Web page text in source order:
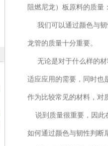
阻燃尼龙）板原料的质量
我们可以通过颜色与韧
龙管的质量十分重要。
无论是对于什么样的材
适应应用的需要，同时也
作为比较常见的材料，对
说到质量很重要，因此
如何通过颜色与韧性判断